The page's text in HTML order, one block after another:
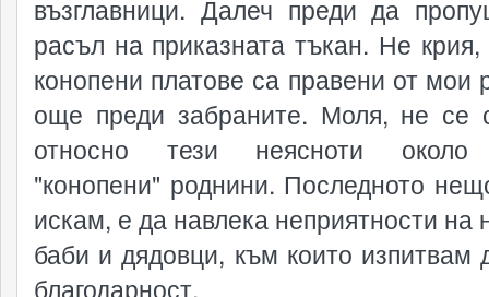
възглавници. Далеч преди да
расъл на приказната тъкан. Не крия,
конопени платове са правени от мои
още преди забраните. Моля, не се
относно тези неясноти
"конопени" роднини. Последното
искам, е да навлека неприятности на
баби и дядовци, към които изпитвам
благодарност.